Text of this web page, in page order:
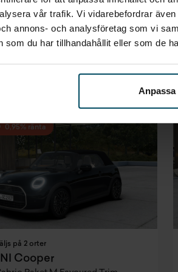
vår trafik. Vi vidarebefordrar
annons- och analysföretag som vi
som du har tillhandahållit eller som de
Anpassa
600 kr
Finansiering
Inkl. moms
3 573 kr/mån
Exkl. moms
2 856 kr/mån
0,95% ränta
på 2 orter
Cooper